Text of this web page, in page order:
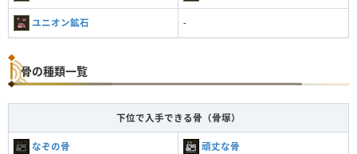
ユニオン鉱石 -
骨の種類一覧
下位で入手できる骨（骨塚）
なぞの骨 頑丈な骨